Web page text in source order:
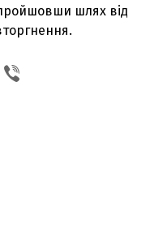
пройшовши шлях від